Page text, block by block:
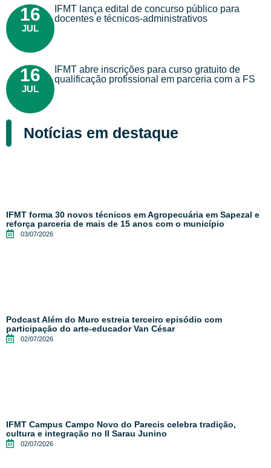
16
JUL
IFMT lança edital de concurso público para
docentes e técnicos-administrativos
16
JUL
IFMT abre inscrições para curso gratuito de
qualificação profissional em parceria com a FS
Notícias em destaque
IFMT forma 30 novos técnicos em Agropecuária em Sapezal e
reforça parceria de mais de 15 anos com o município
03/07/2026
Podcast Além do Muro estreia terceiro episódio com
participação do arte-educador Van César
02/07/2026
IFMT Campus Campo Novo do Parecis celebra tradição,
cultura e integração no II Sarau Junino
02/07/2026